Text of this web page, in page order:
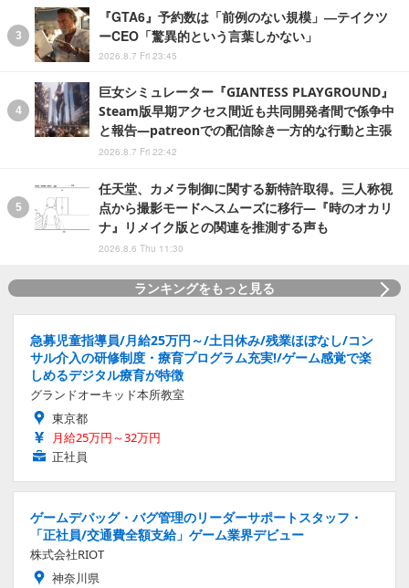
『GTA6』予約数は「前例のない規模」―テイクツ
ーCEO「驚異的という言葉しかない」
2026.8.7 Fri 23:45
巨女シミュレーター『GIANTESS PLAYGROUND』
Steam版早期アクセス間近も共同開発者間で係争中
と報告―patreonでの配信除き一方的な行動と主張
2026.8.7 Fri 22:42
任天堂、カメラ制御に関する新特許取得。三人称視
点から撮影モードへスムーズに移行―『時のオカリ
ナ』リメイク版との関連を推測する声も
2026.8.6 Thu 11:30
ランキングをもっと見る
急募児童指導員/月給25万円～/土日休み/残業ほぼなし/コン
サル介入の研修制度・療育プログラム充実!/ゲーム感覚で楽
しめるデジタル療育が特徴
グランドオーキッド本所教室
東京都
月給25万円～32万円
正社員
ゲームデバッグ・バグ管理のリーダーサポートスタッフ・
「正社員/交通費全額支給」ゲーム業界デビュー
株式会社RIOT
神奈川県